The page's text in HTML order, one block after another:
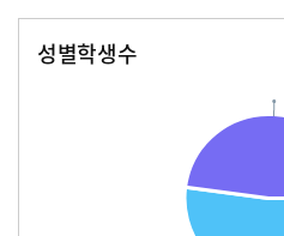
성별학생수